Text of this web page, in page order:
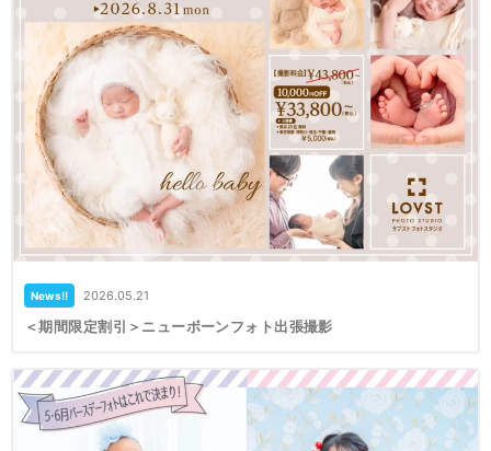
News!! 2026.05.21
＜期間限定割引＞ニューボーンフォト出張撮影